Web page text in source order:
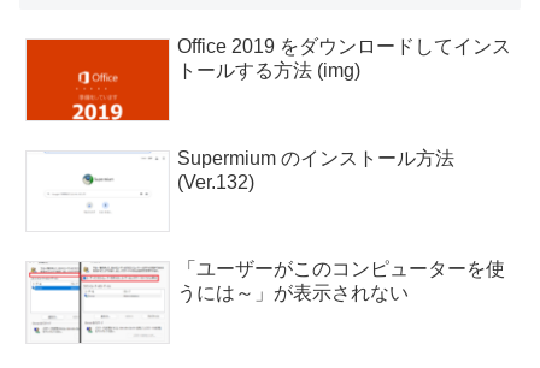
Office 2019 をダウンロードしてインス
トールする方法 (img)
Supermium のインストール方法
(Ver.132)
「ユーザーがこのコンピューターを使
うには～」が表示されない